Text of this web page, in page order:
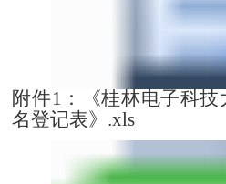
附件1：《桂林电子科
名登记表》.xls